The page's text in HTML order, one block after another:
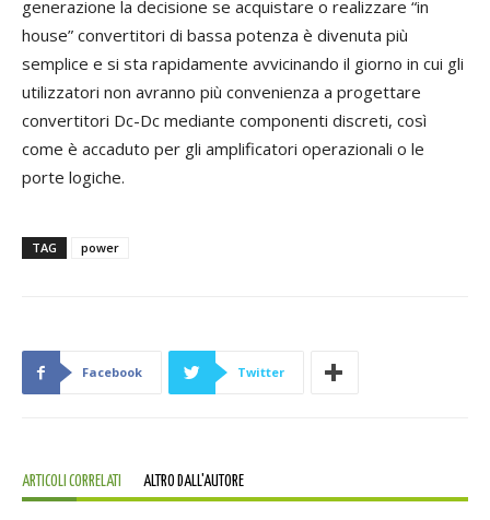
generazione la decisione se acquistare o realizzare “in
house” convertitori di bassa potenza è divenuta più
semplice e si sta rapidamente avvicinando il giorno in cui gli
utilizzatori non avranno più convenienza a progettare
convertitori Dc-Dc mediante componenti discreti, così
come è accaduto per gli amplificatori operazionali o le
porte logiche.
TAG power
Facebook Twitter
ARTICOLI CORRELATI ALTRO DALL'AUTORE